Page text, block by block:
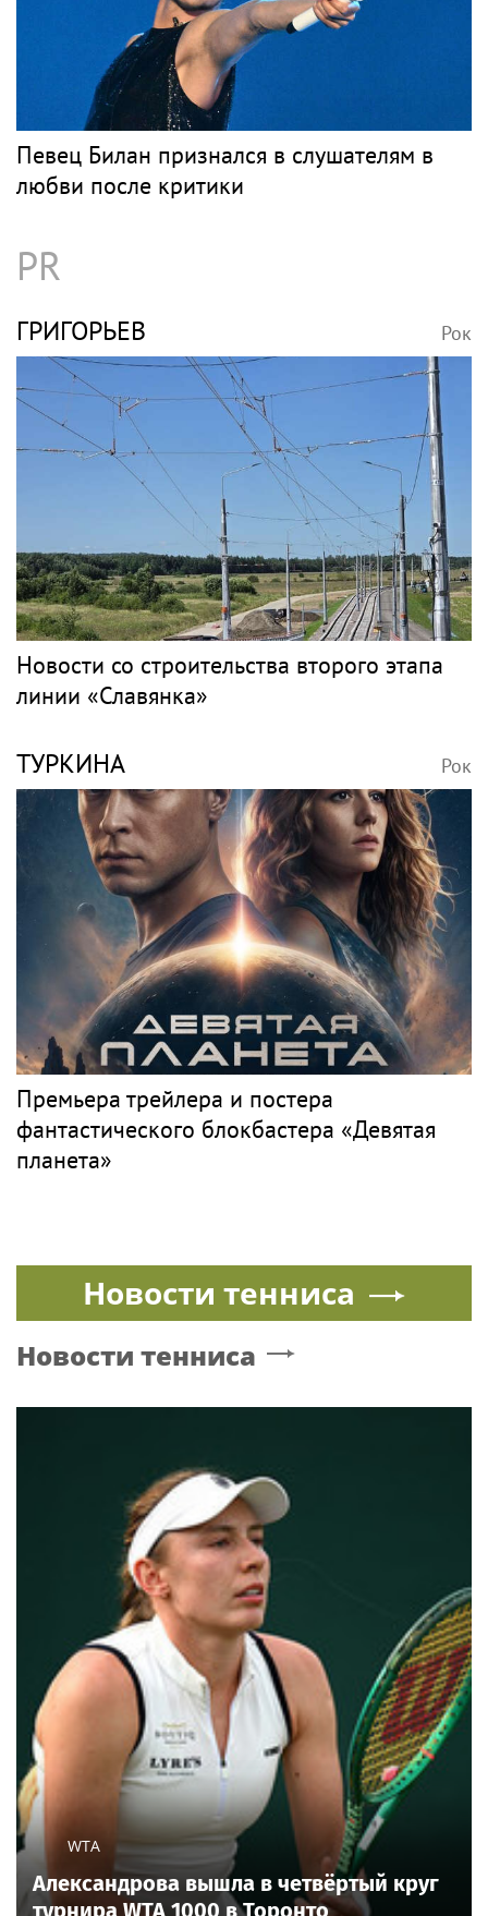
Певец Билан признался в слушателям в
любви после критики
PR
ГРИГОРЬЕВ Рок
Новости со строительства второго этапа
линии «Славянка»
ТУРКИНА Рок
Премьера трейлера и постера
фантастического блокбастера «Девятая
планета»
Новости тенниса
Новости тенниса
WTA
Александрова вышла в четвёртый круг
турнира WTA 1000 в Торонто